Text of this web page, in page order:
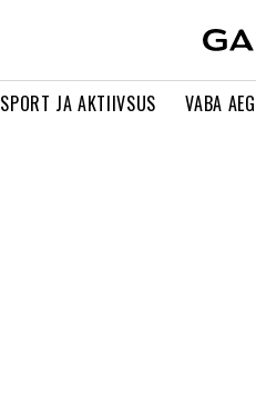
SPORT JA AKTIIVSUS VABA AEG